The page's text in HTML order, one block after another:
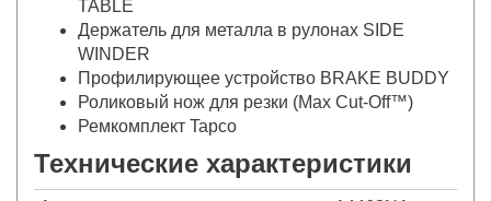
TABLE
Держатель для металла в рулонах SIDE
WINDER
Профилирующее устройство BRAKE BUDDY
Роликовый нож для резки (Max Cut-Off™)
Ремкомплект Tapco
Технические характеристики